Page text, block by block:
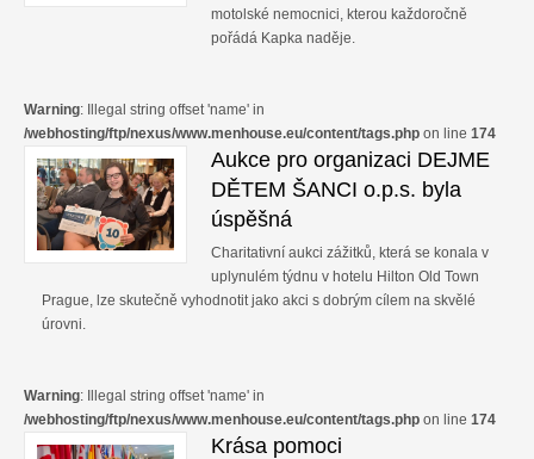
motolské nemocnici, kterou každoročně
pořádá Kapka naděje.
Warning: Illegal string offset 'name' in
/webhosting/ftp/nexus/www.menhouse.eu/content/tags.php on line 174
Aukce pro organizaci DEJME
DĚTEM ŠANCI o.p.s. byla
úspěšná
Charitativní aukci zážitků, která se konala v
uplynulém týdnu v hotelu Hilton Old Town
Prague, lze skutečně vyhodnotit jako akci s dobrým cílem na skvělé
úrovni.
Warning: Illegal string offset 'name' in
/webhosting/ftp/nexus/www.menhouse.eu/content/tags.php on line 174
Krása pomoci